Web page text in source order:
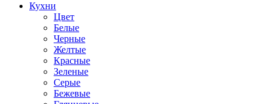
Кухни
Цвет
Белые
Черные
Желтые
Красные
Зеленые
Серые
Бежевые